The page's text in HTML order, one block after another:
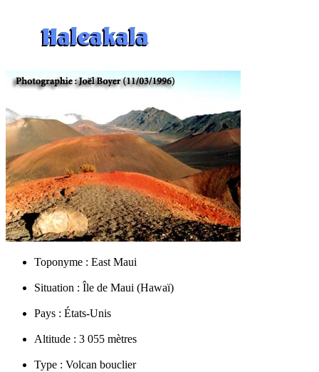
Toponyme : East Maui
Situation : Île de Maui (Hawaï)
Pays : États-Unis
Altitude : 3 055 mètres
Type : Volcan bouclier